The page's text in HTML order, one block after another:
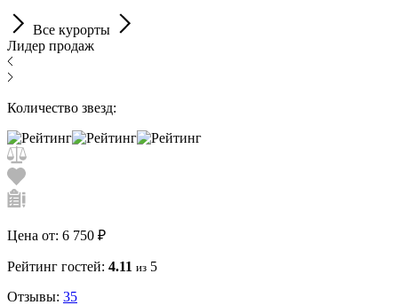
Все курорты
Лидер продаж
Количество звезд:
Цена от: 6 750 ₽
Рейтинг гостей: 4.11 из 5
Отзывы: 35